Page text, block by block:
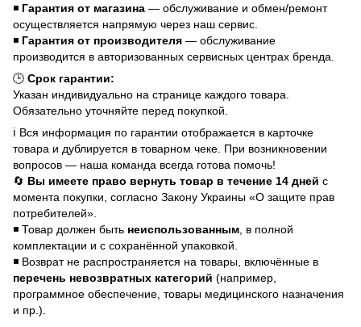
◾ Гарантия от магазина — обслуживание и обмен/ремонт
осуществляется напрямую через наш сервис.
◾ Гарантия от производителя — обслуживание
производится в авторизованных сервисных центрах бренда.
🕒 Срок гарантии:
Указан индивидуально на странице каждого товара.
Обязательно уточняйте перед покупкой.
ℹ️ Вся информация по гарантии отображается в карточке
товара и дублируется в товарном чеке. При возникновении
вопросов — наша команда всегда готова помочь!
🔄 Вы имеете право вернуть товар в течение 14 дней с
момента покупки, согласно Закону Украины «О защите прав
потребителей».
◾ Товар должен быть неиспользованным , в полной
комплектации и с сохранённой упаковкой.
◾ Возврат не распространяется на товары, включённые в
перечень невозвратных категорий (например,
программное обеспечение, товары медицинского назначения
и пр.).